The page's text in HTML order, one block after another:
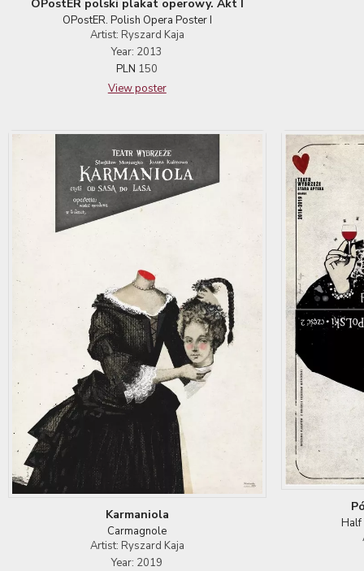
OPostER polski plakat operowy. Akt I
OPostER. Polish Opera Poster I
Artist: Ryszard Kaja
Year: 2013
PLN 150
View poster
Karmaniola
Carmagnole
Artist: Ryszard Kaja
Year: 2019
Half